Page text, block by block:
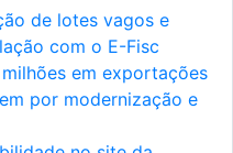
de lotes vagos e
com o E-Fisc
em exportações
por modernização e